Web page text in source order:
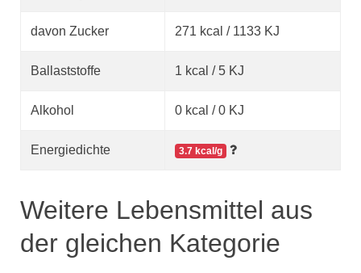
davon Zucker 271 kcal / 1133 KJ
Ballaststoffe 1 kcal / 5 KJ
Alkohol 0 kcal / 0 KJ
Energiedichte 3.7 kcal/g
Weitere Lebensmittel aus
der gleichen Kategorie